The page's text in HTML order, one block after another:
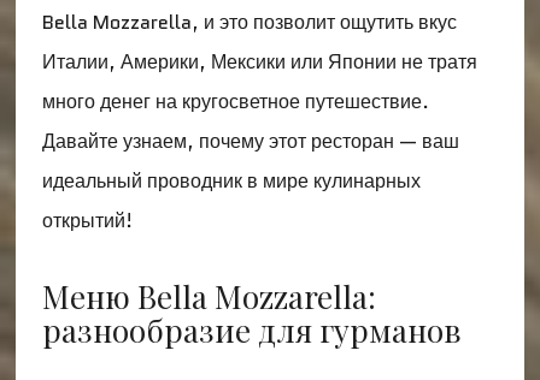
Bella Mozzarella, и это позволит ощутить вкус
Италии, Америки, Мексики или Японии не тратя
много денег на кругосветное путешествие.
Давайте узнаем, почему этот ресторан — ваш
идеальный проводник в мире кулинарных
открытий!
Меню Bella Mozzarella:
разнообразие для гурманов